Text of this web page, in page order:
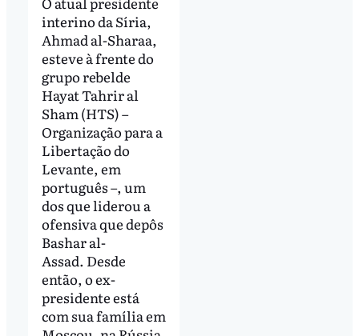
interino da Síria,
Ahmad al-Sharaa,
esteve à frente do
grupo rebelde
Hayat Tahrir al
Sham (HTS) –
Organização para a
Libertação do
Levante, em
português –, um
dos que liderou a
ofensiva que depôs
Bashar al-
Assad. Desde
então, o ex-
presidente está
com sua família em